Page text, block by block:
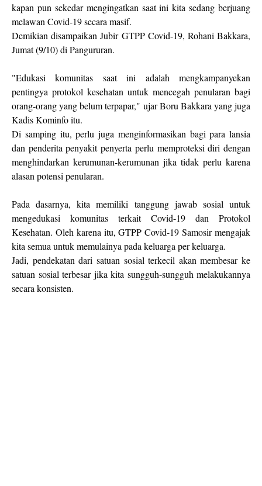
kapan pun sekedar mengingatkan saat ini kita sedang berjuang
melawan Covid-19 secara masif.
Demikian disampaikan Jubir GTPP Covid-19, Rohani Bakkara,
Jumat (9/10) di Pangururan.
"Edukasi komunitas saat ini adalah mengkampanyekan
pentingya protokol kesehatan untuk mencegah penularan bagi
orang-orang yang belum terpapar," ujar Boru Bakkara yang juga
Kadis Kominfo itu.
Di samping itu, perlu juga menginformasikan bagi para lansia
dan penderita penyakit penyerta perlu memproteksi diri dengan
menghindarkan kerumunan-kerumunan jika tidak perlu karena
alasan potensi penularan.
Pada dasarnya, kita memiliki tanggung jawab sosial untuk
mengedukasi komunitas terkait Covid-19 dan Protokol
Kesehatan. Oleh karena itu, GTPP Covid-19 Samosir mengajak
kita semua untuk memulainya pada keluarga per keluarga.
Jadi, pendekatan dari satuan sosial terkecil akan membesar ke
satuan sosial terbesar jika kita sungguh-sungguh melakukannya
secara konsisten.